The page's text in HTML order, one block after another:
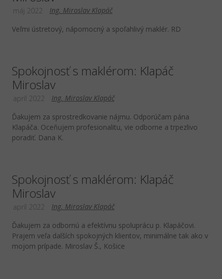
Ing. Miroslav Klapáč
máj 2022
Veľmi ústretový, nápomocný a spoľahlivý maklér. RD
Spokojnosť s maklérom: Klapáč
Miroslav
Ing. Miroslav Klapáč
apríl 2022
Ďakujem za sprostredkovanie nájmu. Odporúčam pána
Klapáča. Oceňujem profesionalitu, vie odborne a trpezlivo
poradiť. Dana K.
Spokojnosť s maklérom: Klapáč
Miroslav
Ing. Miroslav Klapáč
apríl 2022
Ďakujem za odbornú a efektívnu spoluprácu p. Klapáčovi.
Prajem veľa dalších spokojných klientov, minimálne tak ako v
mojom prípade. Miroslav Š., Košice